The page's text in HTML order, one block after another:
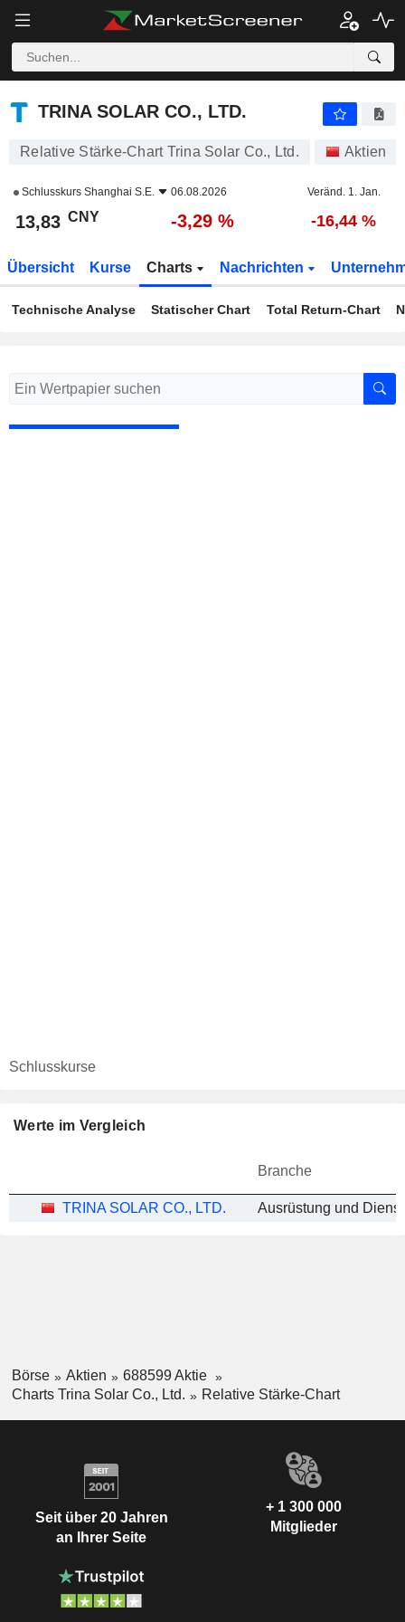
TRINA SOLAR CO., LTD.
TRINA SOLAR CO., LTD.
Relative Stärke-Chart Trina Solar Co., Ltd. Aktien
Schlusskurs Shanghai S.E. 06.08.2026 Veränd. 1. Jan.
13,83 CNY -3,29 % -16,44 %
Übersicht Kurse Charts Nachrichten
Technische Analyse Statischer Chart Total Return-Chart
Schlusskurse
Werte im Vergleich
Branche
TRINA SOLAR CO., LTD.
Börse Aktien
688599 Aktie
Charts Trina Solar Co., Ltd.
Relative Stärke-Chart
Seit über 20 Jahren
an Ihrer Seite
+ 1 300 000
Mitglieder